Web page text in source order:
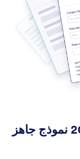
ابدأ الآن مع أكثر من 20,000 نموذج جاهز